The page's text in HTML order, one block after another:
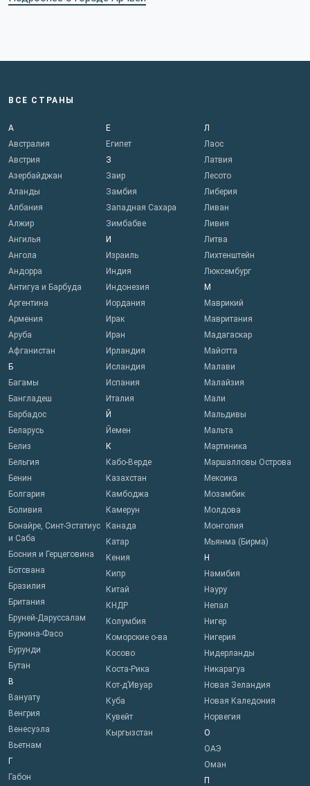
ВСЕ СТРАНЫ
А
Австралия
Австрия
Азербайджан
Аланды
Албания
Алжир
Ангилья
Ангола
Андорра
Антигуа и Барбуда
Аргентина
Армения
Аруба
Афганистан
Б
Багамы
Бангладеш
Барбадос
Беларусь
Белиз
Бельгия
Бенин
Болгария
Боливия
Бонайре, Синт-Эстатиус
и Саба
Босния и Герцеговина
Ботсвана
Бразилия
Британия
Бруней-Даруссалам
Буркина-Фасо
Бурунди
Бутан
В
Вануату
Венгрия
Венесуэла
Вьетнам
Г
Габон
Е
Египет
З
Заир
Замбия
Западная Сахара
Зимбабве
И
Израиль
Индия
Индонезия
Иордания
Ирак
Иран
Ирландия
Исландия
Испания
Италия
Й
Йемен
К
Кабо-Верде
Казахстан
Камбоджа
Камерун
Канада
Катар
Кения
Кипр
Китай
КНДР
Колумбия
Коморские о-ва
Косово
Коста-Рика
Кот-д’Ивуар
Куба
Кувейт
Кыргызстан
Л
Лаос
Латвия
Лесото
Либерия
Ливан
Ливия
Литва
Лихтенштейн
Люксембург
М
Маврикий
Мавритания
Мадагаскар
Майотта
Малави
Малайзия
Мали
Мальдивы
Мальта
Мартиника
Маршалловы Острова
Мексика
Мозамбик
Молдова
Монголия
Мьянма (Бирма)
Н
Намибия
Науру
Непал
Нигер
Нигерия
Нидерланды
Никарагуа
Новая Зеландия
Новая Каледония
Норвегия
О
ОАЭ
Оман
П